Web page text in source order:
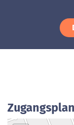
Zugangsplan